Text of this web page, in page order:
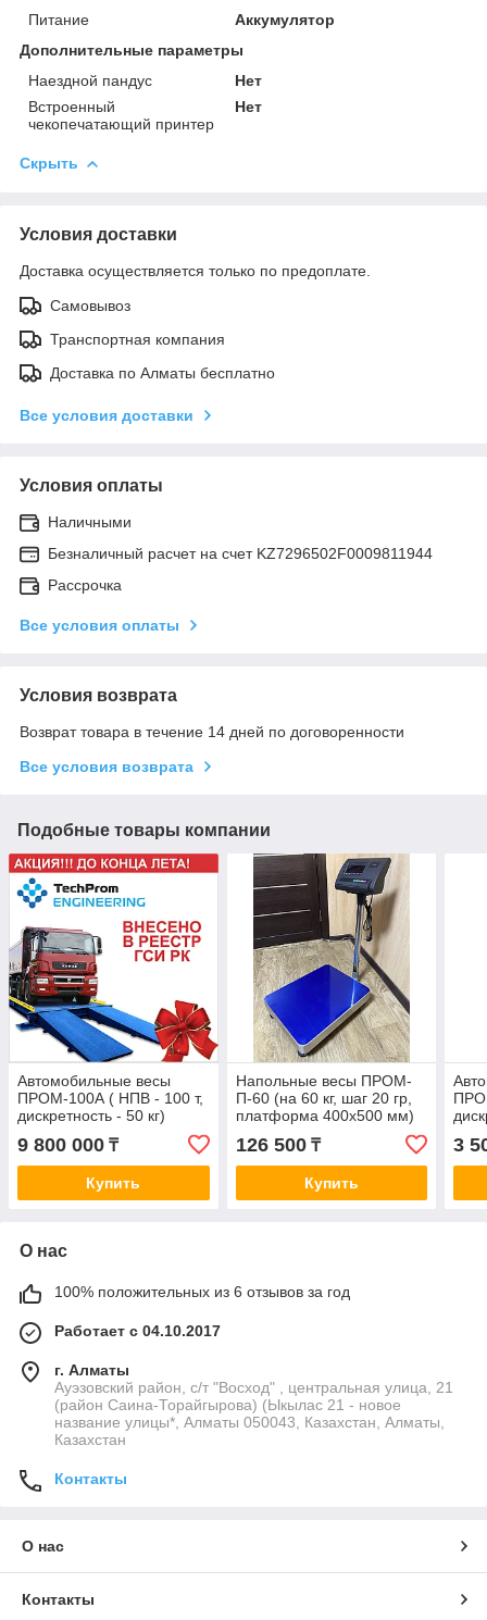
Питание
Аккумулятор
Дополнительные параметры
Наездной пандус
Нет
Встроенный
чекопечатающий принтер
Нет
Скрыть
Условия доставки
Доставка осуществляется только по предоплате.
Самовывоз
Транспортная компания
Доставка по Алматы бесплатно
Все условия доставки
Условия оплаты
Наличными
Безналичный расчет на счет KZ7296502F0009811944
Рассрочка
Все условия оплаты
Условия возврата
Возврат товара в течение 14 дней по договоренности
Все условия возврата
Подобные товары компании
Автомобильные весы
ПРОМ-100А ( НПВ - 100 т,
дискретность - 50 кг)
9 800 000 ₸
Купить
Напольные весы ПРОМ-
П-60 (на 60 кг, шаг 20 гр,
платформа 400х500 мм)
126 500₸
Купить
3
О нас
100% положительных из 6 отзывов за год
Работает с 04.10.2017
г. Алматы
Ауэзовский район, с/т "Восход" , центральная улица, 21
(район Саина-Торайгырова) (Ыкылас 21 - новое
название улицы*, Алматы 050043, Казахстан, Алматы,
Казахстан
Контакты
О нас
Контакты